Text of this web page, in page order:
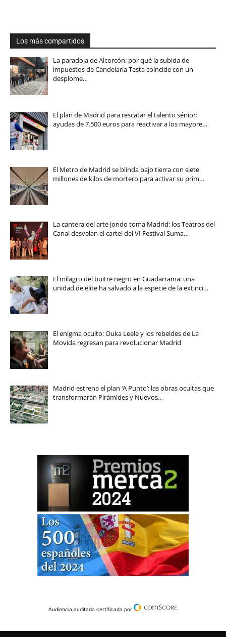
Los más compartidos
La paradoja de Alcorcón: por qué la subida de
impuestos de Candelaria Testa coincide con un
desplome…
El plan de Madrid para rescatar el talento sénior:
ayudas de 7.500 euros para reactivar a los mayore…
El Metro de Madrid se blinda bajo tierra con siete
millones de kilos de mortero para activar su prim…
La cantera del arte jondo toma Madrid: los Teatros del
Canal desvelan el cartel del VI Festival Suma…
El milagro del buitre negro en Guadarrama: una
unidad de élite ha salvado a la especie de la extinci…
El enigma oculto: Ouka Leele y los rebeldes de La
Movida regresan para revolucionar Madrid
Madrid estrena el plan ‘A Punto’: las obras ocultas que
transformarán Pirámides y Nuevos…
Audiencia auditada certificada por